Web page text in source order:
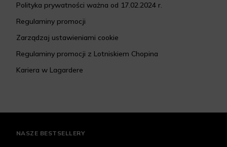
Polityka prywatności ważna od 17.02.2024 r.
Regulaminy promocji
Zarządzaj ustawieniami cookie
Regulaminy promocji z Lotniskiem Chopina
Kariera w Lagardere
NASZE BESTSELLERY